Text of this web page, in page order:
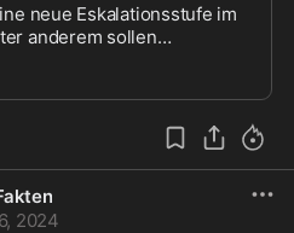
neue Eskalationsstufe im
anderem sollen
werden, gar
...
2024